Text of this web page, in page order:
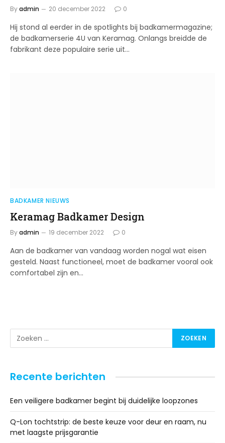
Byadmin 20 december 2022 0
Hij stond al eerder in de spotlights bij badkamermagazine;
de badkamerserie 4U van Keramag. Onlangs breidde de
fabrikant deze populaire serie uit…
BADKAMER NIEUWS
Keramag Badkamer Design
Byadmin 19 december 2022 0
Aan de badkamer van vandaag worden nogal wat eisen
gesteld. Naast functioneel, moet de badkamer vooral ook
comfortabel zijn en…
Recente berichten
Een veiligere badkamer begint bij duidelijke loopzones
Q-Lon tochtstrip: de beste keuze voor deur en raam, nu
met laagste prijsgarantie